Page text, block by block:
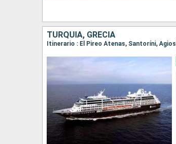
TURQUÍA, GRECIA